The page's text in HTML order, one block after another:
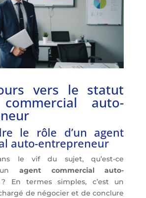
vers le statut
commercial auto-
le rôle d’un agent
auto-entrepreneur
le vif du sujet, qu’est-ce
agent commercial auto-
En termes simples, c’est un
de négocier et de conclure